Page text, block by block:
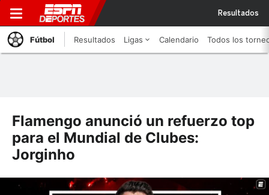
Resultados
Fútbol Resultados Ligas Calendario Todos los
Flamengo anunció un refuerzo top
para el Mundial de Clubes:
Jorginho